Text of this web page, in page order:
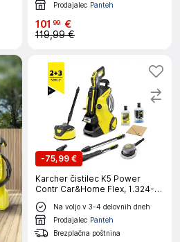
Prodajalec Panteh
101 99 €
119,99 €
-75,99 €
Karcher čistilec K5 Power
Contr Car&Home Flex, 1.324-
707.0
Na voljo v 3-4 delovnih dneh
Prodajalec Panteh
Brezplačna poštnina